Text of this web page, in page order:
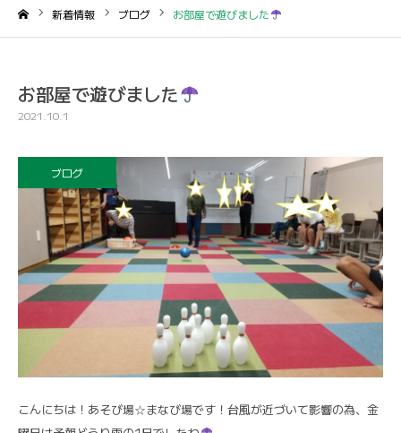
新着情報 ブログ お部屋で遊びました
お部屋で遊びました
2021.10.1
ブログ
こんにちは！あそび場☆まなび場です！台風が近づいて影響の為、金